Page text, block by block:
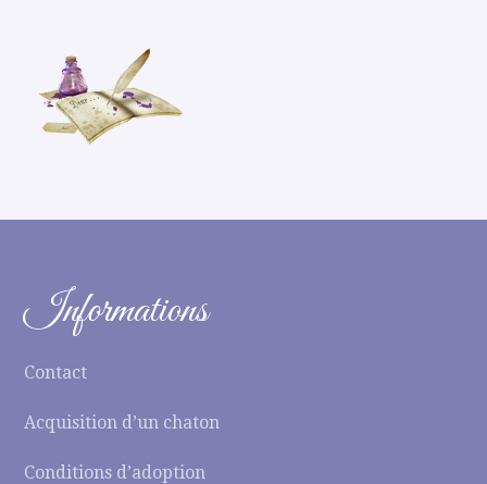
Informations
Contact
Acquisition d’un chaton
Conditions d’adoption